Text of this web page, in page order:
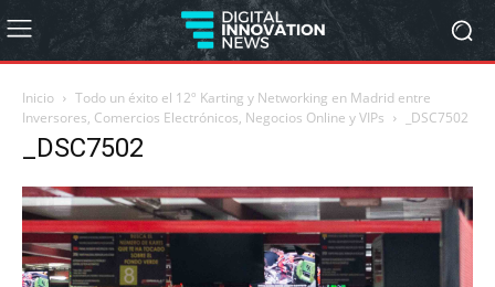
Inicio
Todo un éxito el 12º Karting y Networking en Madrid entre
Inversores, Comercios Electrónicos, Negocios Online y VIPs
_DSC7502
_DSC7502